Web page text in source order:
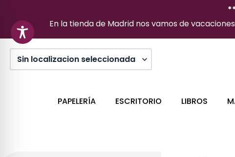
contenido
En la tienda de Madrid nos vamos de
PAPELERÍA ESCRITORIO LIBROS